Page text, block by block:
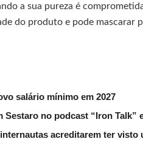
a sua pureza é
do produto e pode mascarar
salário mínimo em 2027
no podcast “Iron Talk”
acreditarem ter visto